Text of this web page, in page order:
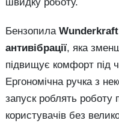
Бензопила
антивібрації, яка
підвищує комфорт під
Ергономічна ручка з
запуск роблять роботу
користувачів без